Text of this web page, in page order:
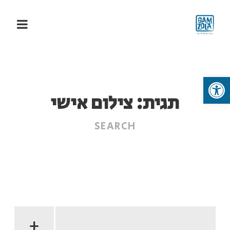
פתח סרגל נגישות
תגית:צילום אישי